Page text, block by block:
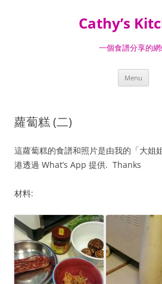
Cathy’s
一個食譜分享的
Menu
蘿蔔糕 (二)
這蘿蔔糕的食譜和照片是由我的「大姐
港透過 What’s App 提供. Thanks
材料: